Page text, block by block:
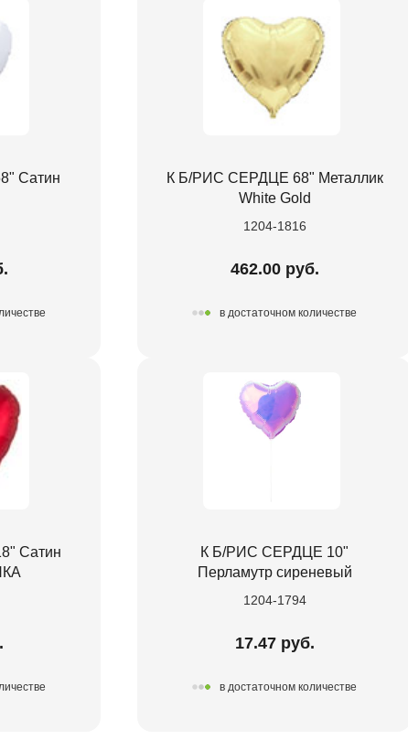
Сатин
К Б/РИС СЕРДЦЕ 68" Металлик
White Gold
1204-1816
462.00 руб.
в достаточном количестве
Сатин
К Б/РИС СЕРДЦЕ 10"
Перламутр сиреневый
1204-1794
17.47 руб.
в достаточном количестве